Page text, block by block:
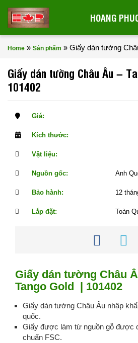
HOANG
Home » Sản phẩm » Giấy dán tường
Giấy dán tường Châu Âu –
101402
Giá:
Kích thước:
Vật liệu:
Nguồn gốc: Anh
Bảo hành: 12
Lắp đặt: Toàn
Giấy dán tường Châu
Tango Gold | 101402
Giấy dán tường Châu Âu nhập
quốc.
Giấy được làm từ nguồn gỗ được
chuẩn FSC.